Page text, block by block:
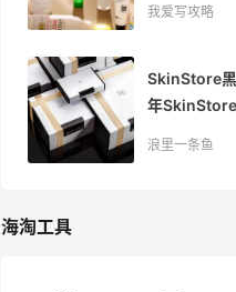
我爱写攻略
SkinStore
年
浪里一条鱼
海淘工具